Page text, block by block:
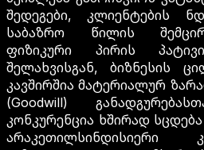
შედეგები, კლიენტების
საბაზრო წილის
ფიზიკური პირის
შელახვისგან, ბიზნესის
კავშირშია მატერიალურ
(Goodwill)
კონკურენცია ხშირად
არაკეთილსინდისიერი